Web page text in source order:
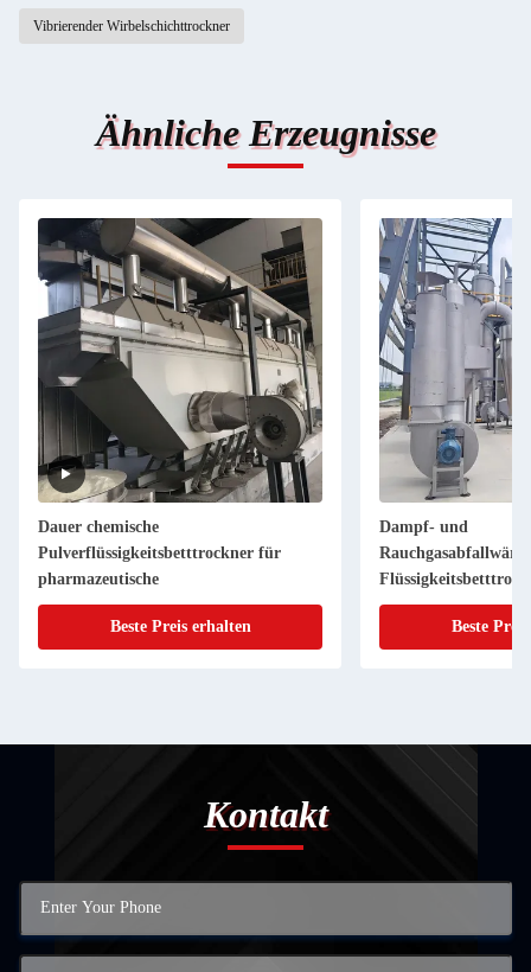
Vibrierender Wirbelschichttrockner
Ähnliche Erzeugnisse
Dauer chemische
Pulverflüssigkeitsbetttrockner für
pharmazeutische
Beste Preis erhalten
Dampf- und
hocheffizient,
anpassungsfähig.
Beste
Kontakt